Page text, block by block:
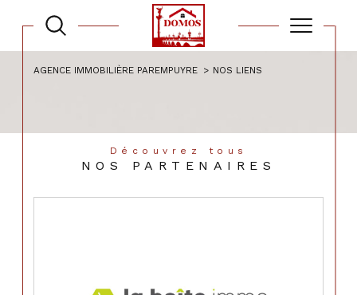
AGENCE IMMOBILIÈRE PAREMPUYRE NOS LIENS
Découvrez tous
NOS PARTENAIRES